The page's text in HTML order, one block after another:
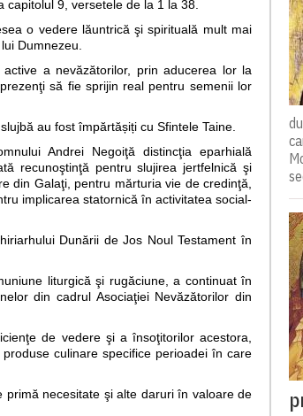
capitolul 9, versetele de la 1 la 38.
o vedere lăuntrică şi spirituală mult mai
Dumnezeu.
a nevăzătorilor, prin aducerea lor la
să fie sprijin real pentru semenii lor
au fost împărtășiți cu Sfintele Taine.
Andrei Negoiţă distincţia eparhială
recunoştinţă pentru slujirea jertfelnică şi
din Galaţi, pentru mărturia vie de credinţă,
implicarea statornică în activitatea social-
Dunării de Jos Noul Testament în
liturgică şi rugăciune, a continuat în
din cadrul Asociaţiei Nevăzătorilor din
de vedere şi a însoţitorilor acestora,
culinare specifice perioadei în care
primă necesitate şi alte daruri în valoare de